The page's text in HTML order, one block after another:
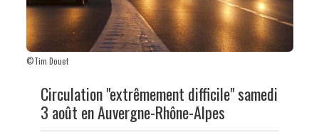
©Tim Douet
Circulation "extrêmement difficile" samedi
3 août en Auvergne-Rhône-Alpes